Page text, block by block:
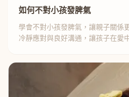
如何不對小孩發脾氣
學會不對小孩發脾氣，讓親子關係
冷靜應對與良好溝通，讓孩子在愛